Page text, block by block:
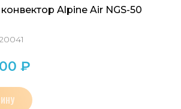
Alpine Air NGS-50
₽